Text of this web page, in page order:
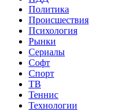
Политика
Происшествия
Психология
Рынки
Сериалы
Софт
Спорт
ТВ
Теннис
Технологии